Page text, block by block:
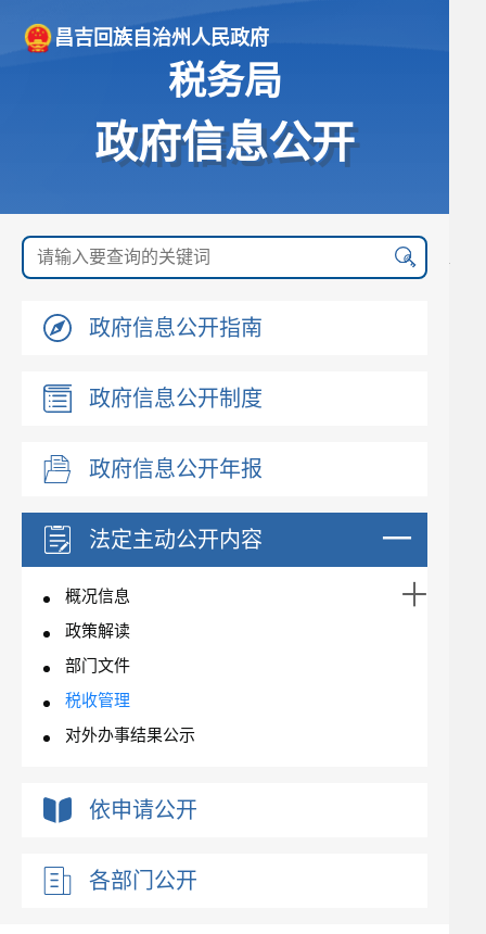
昌吉回族自治州人民政府
税务局
政府信息公开
政府信息公开指南
政府信息公开制度
政府信息公开年报
法定主动公开内容
概况信息
政策解读
部门文件
税收管理
对外办事结果公示
依申请公开
各部门公开